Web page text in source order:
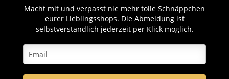
Macht mit und verpasst nie mehr tolle Schnäppchen
eurer Lieblingsshops. Die Abmeldung ist
selbstverständlich jederzeit per Klick möglich.